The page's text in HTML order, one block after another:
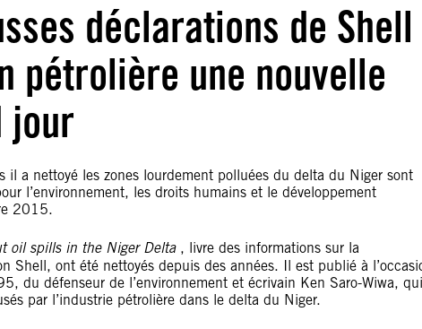
déclarations de Shell
pétrolière une nouvelle
jour
a nettoyé les zones lourdement polluées du delta du Niger sont
l’environnement, les droits humains et le développement
2015.
oil spills in the Niger Delta , livre des informations sur la
Shell, ont été nettoyés depuis des années. Il est publié à l’
du défenseur de l’environnement et écrivain Ken Saro-Wiwa, qui
par l’industrie pétrolière dans le delta du Niger.